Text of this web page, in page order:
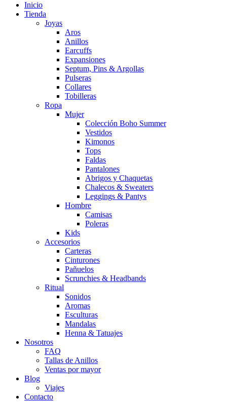
Inicio
Tienda
Joyas
Aros
Anillos
Earcuffs
Expansiones
Septum, Pins & Argollas
Pulseras
Collares
Tobilleras
Ropa
Mujer
Colección Boho Summer
Vestidos
Kimonos
Tops
Faldas
Pantalones
Abrigos y Chaquetas
Chalecos & Sweaters
Leggings & Pantys
Hombre
Camisas
Poleras
Kids
Accesorios
Carteras
Cinturones
Pañuelos
Scrunchies & Headbands
Ritual
Sonidos
Aromas
Esculturas
Mandalas
Henna & Tatuajes
Nosotros
FAQ
Tallas de Anillos
Ventas por mayor
Blog
Viajes
Contacto